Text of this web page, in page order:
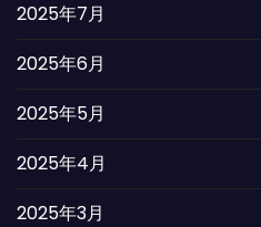
2025年7月
2025年6月
2025年5月
2025年4月
2025年3月